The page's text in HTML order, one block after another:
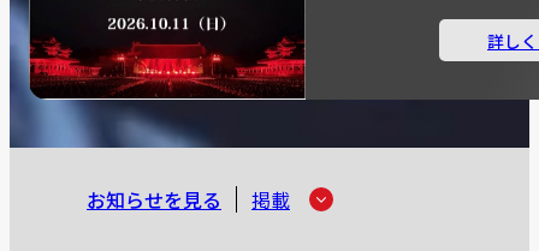
詳し
お知らせを見る 掲載